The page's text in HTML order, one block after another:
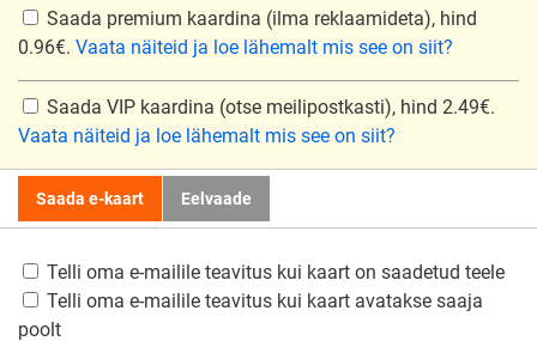
Saada premium kaardina (ilma reklaamideta), hind
0.96€. Vaata näiteid ja loe lähemalt mis see on siit?
Saada VIP kaardina (otse meilipostkasti), hind 2.49€.
Vaata näiteid ja loe lähemalt mis see on siit?
Saada e-kaart Eelvaade
Telli oma e-mailile teavitus kui kaart on saadetud teele
Telli oma e-mailile teavitus kui kaart avatakse saaja
poolt